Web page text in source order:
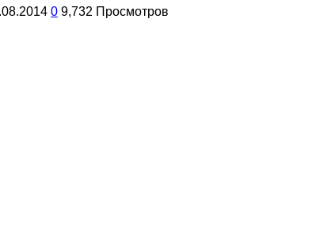
0 9,732 Просмотров